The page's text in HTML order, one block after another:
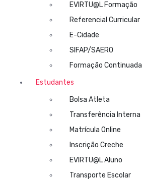
EVIRTU@L Formação
Referencial Curricular
E-Cidade
SIFAP/SAERO
Formação Continuada
Estudantes
Bolsa Atleta
Transferência Interna
Matrícula Online
Inscrição Creche
EVIRTU@L Aluno
Transporte Escolar